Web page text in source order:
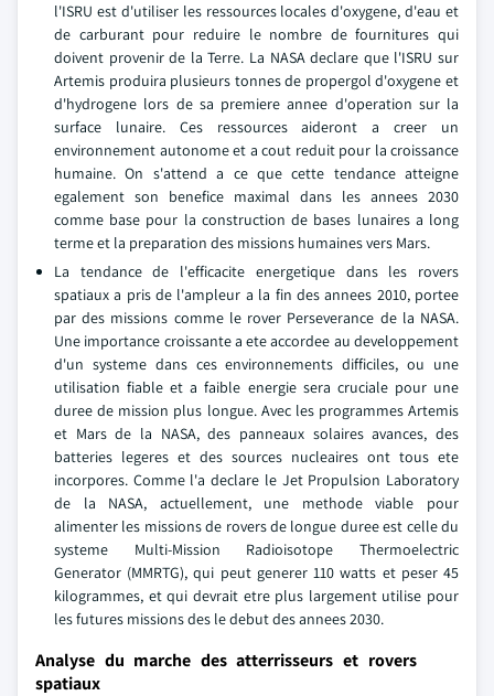
l'ISRU est d'utiliser les ressources locales d'oxygene, d'eau et
de carburant pour reduire le nombre de fournitures qui
doivent provenir de la Terre. La NASA declare que l'ISRU sur
Artemis produira plusieurs tonnes de propergol d'oxygene et
d'hydrogene lors de sa premiere annee d'operation sur la
surface lunaire. Ces ressources aideront a creer un
environnement autonome et a cout reduit pour la croissance
humaine. On s'attend a ce que cette tendance atteigne
egalement son benefice maximal dans les annees 2030
comme base pour la construction de bases lunaires a long
terme et la preparation des missions humaines vers Mars.
La tendance de l'efficacite energetique dans les rovers
spatiaux a pris de l'ampleur a la fin des annees 2010, portee
par des missions comme le rover Perseverance de la NASA.
Une importance croissante a ete accordee au developpement
d'un systeme dans ces environnements difficiles, ou une
utilisation fiable et a faible energie sera cruciale pour une
duree de mission plus longue. Avec les programmes Artemis
et Mars de la NASA, des panneaux solaires avances, des
batteries legeres et des sources nucleaires ont tous ete
incorpores. Comme l'a declare le Jet Propulsion Laboratory
de la NASA, actuellement, une methode viable pour
alimenter les missions de rovers de longue duree est celle du
systeme Multi-Mission Radioisotope Thermoelectric
Generator (MMRTG), qui peut generer 110 watts et peser 45
kilogrammes, et qui devrait etre plus largement utilise pour
les futures missions des le debut des annees 2030.
Analyse du marche des atterrisseurs et rovers
spatiaux